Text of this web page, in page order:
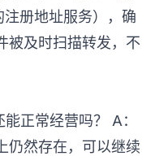
册地址服务），确
被及时扫描转发，不
正常经营吗？ A：
仍然存在，可以继续